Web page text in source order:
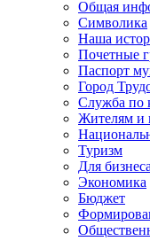
Общая
Символика
Наша
Почетные
Паспорт
Город
Служба по
Жителям и
Туризм
Для бизнеса
Экономика
Бюджет